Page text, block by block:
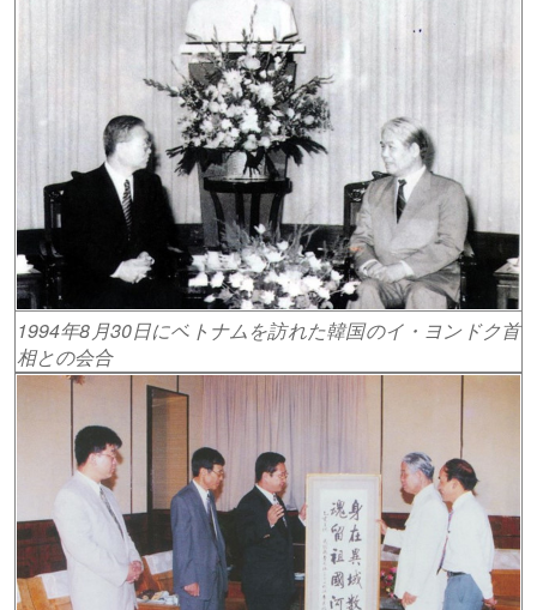
1994年8月30日にベトナムを訪れた韓国のイ・ヨンドク首
相との会合